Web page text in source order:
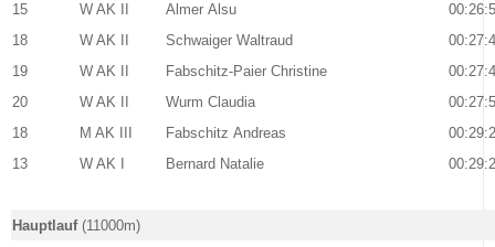
15
W AK II Almer Alsu
18
W AK II Schwaiger Waltraud
19
W AK II Fabschitz-Paier Christine
20
W AK II Wurm Claudia
18
M AK III Fabschitz Andreas
13
W AK I Bernard Natalie
Hauptlauf (11000m)